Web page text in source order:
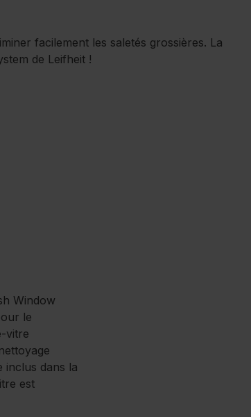
facilement les saletés grossières. La
de Leifheit !
Window
le
vitre
inclus dans la
est